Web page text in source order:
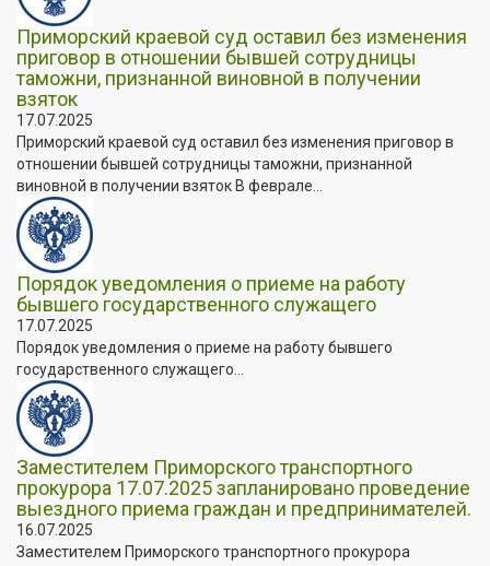
Приморский краевой суд оставил без изменения
приговор в отношении бывшей сотрудницы
таможни, признанной виновной в получении
взяток
17.07.2025
Приморский краевой суд оставил без изменения приговор в
отношении бывшей сотрудницы таможни, признанной
виновной в получении взяток В феврале...
Порядок уведомления о приеме на работу
бывшего государственного служащего
17.07.2025
Порядок уведомления о приеме на работу бывшего
государственного служащего...
Заместителем Приморского транспортного
прокурора 17.07.2025 запланировано проведение
выездного приема граждан и предпринимателей.
16.07.2025
Заместителем Приморского транспортного прокурора